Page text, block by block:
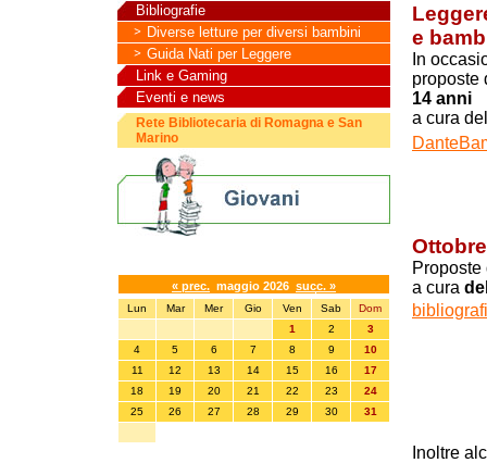
e
In
proposte
14 anni
a cura
a cura
Inoltre
Bibliografie
Diverse letture per diversi bambini
Guida Nati per Leggere
Link e Gaming
Eventi e news
Rete Bibliotecaria di Romagna e San
Marino
« prec. maggio 2026 succ. »
Lun Mar Mer Gio Ven Sab
Dom
1
2
3
4
5 6 7 8 9
10
11
12 13 14 15 16
17
18
19 20 21 22 23
24
25
26 27 28 29 30 31